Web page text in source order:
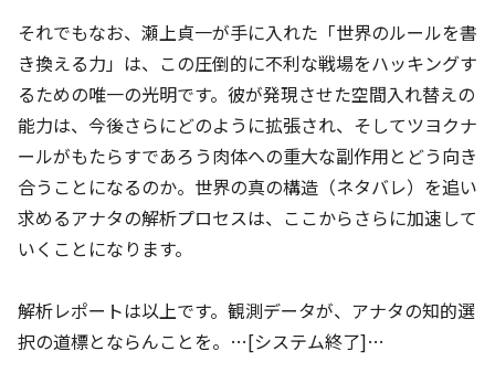
それでもなお、瀬上貞一が手に入れた「世界のルールを書
き換える力」は、この圧倒的に不利な戦場をハッキングす
るための唯一の光明です。彼が発現させた空間入れ替えの
能力は、今後さらにどのように拡張され、そしてツヨクナ
ールがもたらすであろう肉体への重大な副作用とどう向き
合うことになるのか。世界の真の構造（ネタバレ）を追い
求めるアナタの解析プロセスは、ここからさらに加速して
いくことになります。
解析レポートは以上です。観測データが、アナタの知的選
択の道標とならんことを。…[システム終了]…